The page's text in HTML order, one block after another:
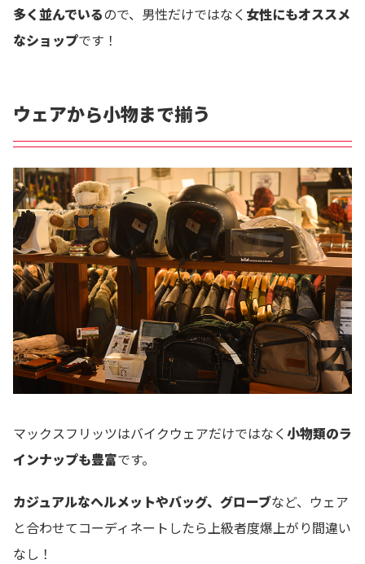
多く並んでいるので、男性だけではなく 女性にもオススメ
なショップです！
ウェアから小物まで揃う
マックスフリッツはバイクウェアだけではなく 小物類のラ
インナップも豊富です。
カジュアルなヘルメットやバッグ、グローブなど、ウェア
と合わせてコーディネートしたら上級者度爆上がり間違い
なし！